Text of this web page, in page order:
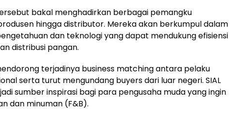
bakal menghadirkan berbagai pemangku
hingga distributor. Mereka akan berkumpul dalam
dan teknologi yang dapat mendukung efisiensi
distribusi pangan.
terjadinya business matching antara pelaku
serta turut mengundang buyers dari luar negeri. SIAL
sumber inspirasi bagi para pengusaha muda yang ingin
dan minuman (F&B).